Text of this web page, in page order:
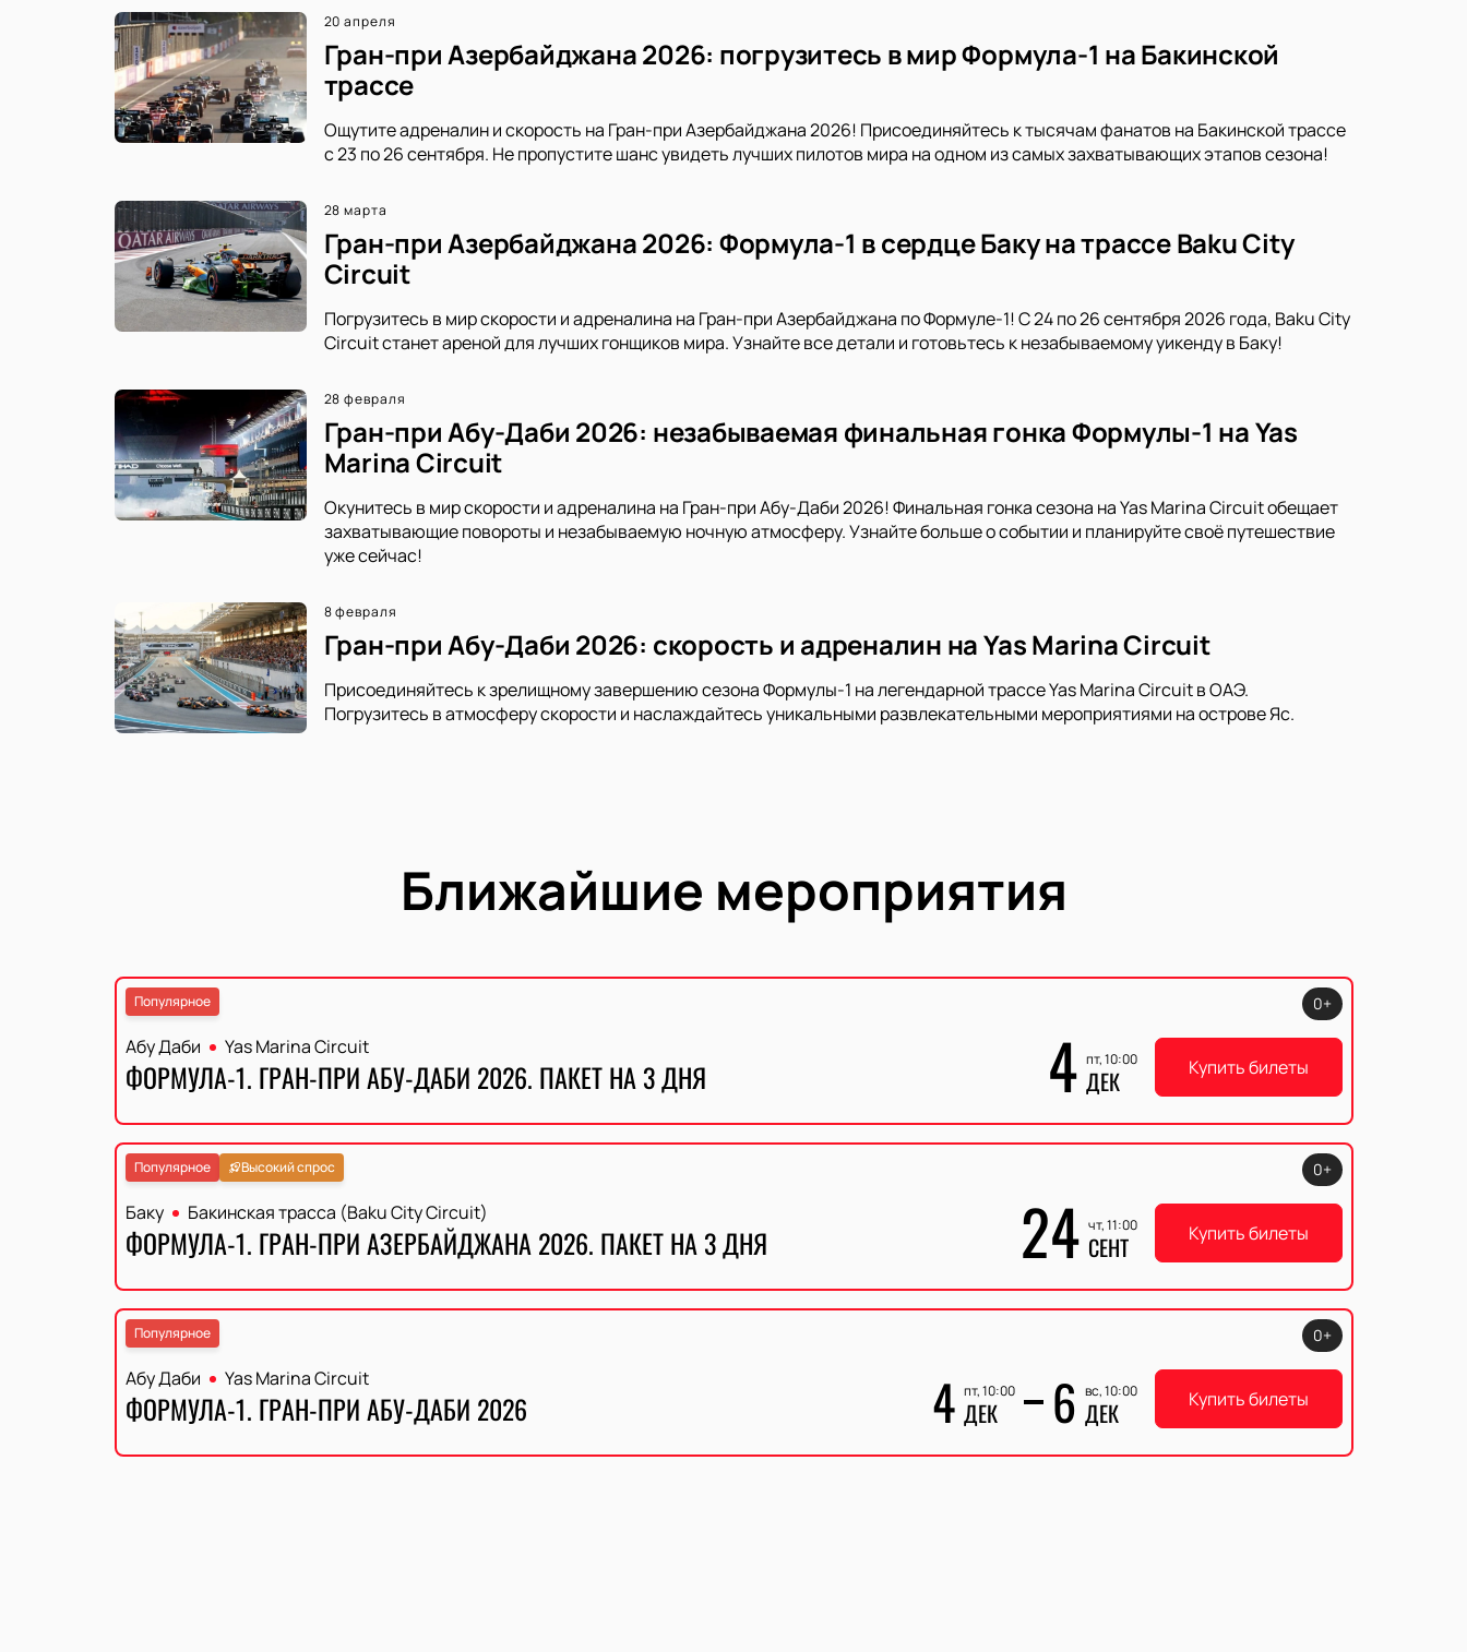
20 апреля
Гран-при Азербайджана 2026: погрузитесь в мир Формула-1 на Бакинской
трассе
Ощутите адреналин и скорость на Гран-при Азербайджана 2026! Присоединяйтесь к тысячам фанатов на Бакинской трассе
с 23 по 26 сентября. Не пропустите шанс увидеть лучших пилотов мира на одном из самых захватывающих этапов сезона!
28 марта
Гран-при Азербайджана 2026: Формула-1 в сердце Баку на трассе Baku City
Circuit
Погрузитесь в мир скорости и адреналина на Гран-при Азербайджана по Формуле-1! С 24 по 26 сентября 2026 года, Baku City
Circuit станет ареной для лучших гонщиков мира. Узнайте все детали и готовьтесь к незабываемому уикенду в Баку!
28 февраля
Гран-при Абу-Даби 2026: незабываемая финальная гонка Формулы-1 на Yas
Marina Circuit
Окунитесь в мир скорости и адреналина на Гран-при Абу-Даби 2026! Финальная гонка сезона на Yas Marina Circuit обещает
захватывающие повороты и незабываемую ночную атмосферу. Узнайте больше о событии и планируйте своё путешествие
уже сейчас!
8 февраля
Гран-при Абу-Даби 2026: скорость и адреналин на Yas Marina Circuit
Присоединяйтесь к зрелищному завершению сезона Формулы-1 на легендарной трассе Yas Marina Circuit в ОАЭ.
Погрузитесь в атмосферу скорости и наслаждайтесь уникальными развлекательными мероприятиями на острове Яс.
Ближайшие мероприятия
Популярное
Абу Даби Yas Marina Circuit
ФОРМУЛА-1. ГРАН-ПРИ АБУ-ДАБИ 2026. ПАКЕТ НА 3 ДНЯ 4 пт, 10:00
ДЕК
0+
Купить билеты
Популярное Высокий спрос
Баку Бакинская трасса (Baku City Circuit)
ФОРМУЛА-1. ГРАН-ПРИ АЗЕРБАЙДЖАНА 2026. ПАКЕТ НА 3 ДНЯ 24 чт, 11:00
СЕНТ
0+
Купить билеты
Популярное
Абу Даби Yas Marina Circuit
ФОРМУЛА-1. ГРАН-ПРИ АБУ-ДАБИ 2026 4 пт, 10:00
ДЕК 6 вс, 10:00
ДЕК
0+
Купить билеты